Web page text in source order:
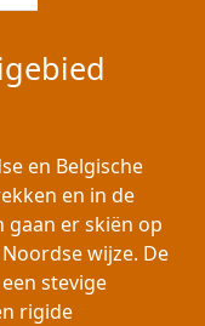
en Belgische
en in de
gaan er skiën op
wijze. De
stevige
rigide